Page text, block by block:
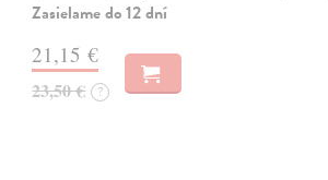
Zasielame do 12 dní
21,15 €
23,50 € ?